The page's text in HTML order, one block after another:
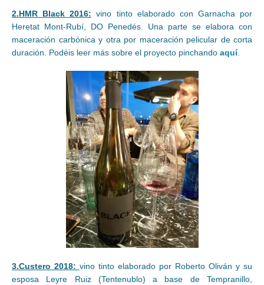
2.HMR Black 2016: vino tinto elaborado con Garnacha por
Heretat Mont-Rubí, DO Penedés. Una parte se elabora con
maceración carbónica y otra por maceración pelicular de corta
duración. Podéis leer más sobre el proyecto pinchando aquí.
3.Custero 2018: vino tinto elaborado por Roberto Oliván y su
esposa Leyre Ruiz (Tentenublo) a base de Tempranillo,